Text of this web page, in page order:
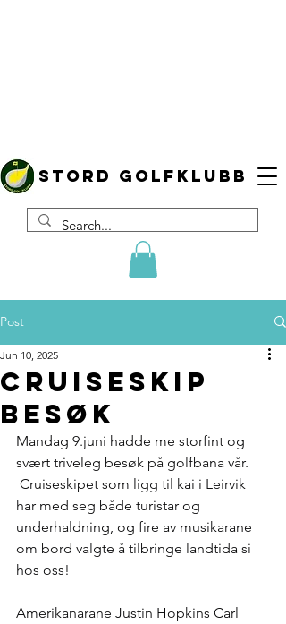
Stord golfklubb
Post
Cruiseskip
besøk
Jun 10, 2025
Mandag 9.juni hadde me storfint og
svært triveleg besøk på golfbana vår.
Cruiseskipet som ligg til kai i Leirvik
har med seg både turistar og
underhaldning, og fire av musikarane
om bord valgte å tilbringe landtida si
hos oss!
Amerikanarane Justin Hopkins Carl